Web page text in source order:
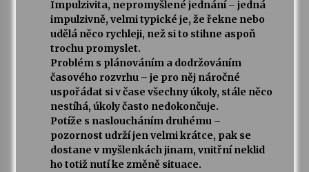
Impulzivita, nepromyšlené jednání – jedná
impulzivně, velmi typické je, že řekne nebo
udělá něco rychleji, než si to stihne aspoň
trochu promyslet.
Problém s plánováním a dodržováním
časového rozvrhu – je pro něj náročné
uspořádat si v čase všechny úkoly, stále něco
nestíhá, úkoly často nedokončuje.
Potíže s nasloucháním druhému –
pozornost udrží jen velmi krátce, pak se
dostane v myšlenkách jinam, vnitřní neklid
ho totiž nutí ke změně situace.